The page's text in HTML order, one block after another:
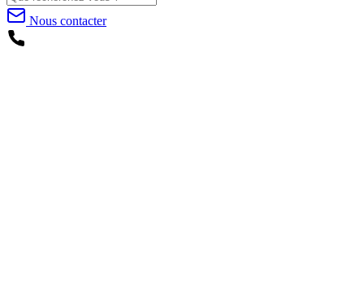
Nous contacter